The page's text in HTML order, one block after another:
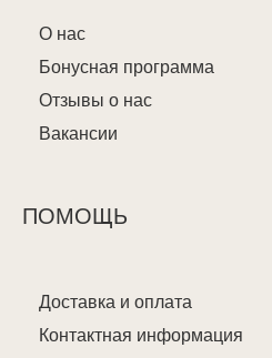
О нас
Бонусная программа
Отзывы о нас
Вакансии
ПОМОЩЬ
Доставка и оплата
Контактная информация